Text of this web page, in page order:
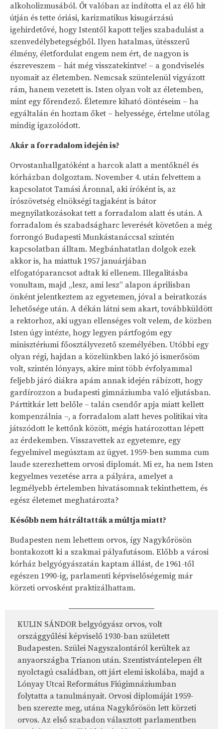
alkoholizmusából. Őt valóban az indította el az élő hit
útján és tette óriási, karizmatikus kisugárzású
igehirdetővé, hogy Istentől kapott teljes szabadulást a
szenvedélybetegségből. Ilyen hatalmas, ütésszerű
élmény, életfordulat engem nem ért, de nagyon is
észreveszem – hát még visszatekintve! – a gondviselés
nyomait az életemben. Nemcsak szüntelenül vigyázott
rám, hanem vezetett is. Isten olyan volt az életemben,
mint egy főrendező. Életemre kiható döntéseim – ha
egyáltalán én hoztam őket – helyessége, értelme utólag
mindig igazolódott.
Akár a forradalom idején is?
Orvostanhallgatóként a harcok alatt a mentőknél és
kórházban dolgoztam. November 4. után felvettem a
kapcsolatot Tamási Áronnal, aki íróként is, az
írószövetség elnökségi tagjaként is bátor
megnyilatkozásokat tett a forradalom alatt és után. A
forradalom és szabadságharc leverését követően a még
forrongó Budapesti Munkástanáccsal szintén
kapcsolatban álltam. Megbánhatatlan dolgok ezek
akkor is, ha miattuk 1957 januárjában
elfogatóparancsot adtak ki ellenem. Illegalitásba
vonultam, majd „lesz, ami lesz” alapon áprilisban
önként jelentkeztem az egyetemen, jóval a beiratkozás
lehetősége után. A dékán látni sem akart, továbbküldött
a rektorhoz, aki ugyan ellenséges volt velem, de közben
Isten úgy intézte, hogy legyen pártfogóm egy
minisztériumi főosztályvezető személyében. Utóbbi egy
olyan régi, hajdan a közelünkben lakó jó ismerősöm
volt, szintén lónyays, akire mint több évfolyammal
feljebb járó diákra apám annak idején rábízott, hogy
gardírozzon a budapesti gimnáziumba való eljutásban.
Párttitkár lett belőle – talán csendőr apja miatt kellett
kompenzálnia –, a forradalom alatt heves politikai vita
játszódott le kettőnk között, mégis határozottan lépett
az érdekemben. Visszavettek az egyetemre, egy
fegyelmivel megúsztam az ügyet. 1959-ben summa cum
laude szerezhettem orvosi diplomát. Mi ez, ha nem Isten
kegyelmes vezetése arra a pályára, amelyet a
legmélyebb értelemben hivatásomnak tekinthettem, és
egész életemet meghatározta?
Később nem hátráltatták a múltja miatt?
Budapesten nem lehettem orvos, így Nagykőrösön
bontakozott ki a szakmai pályafutásom. Előbb a városi
kórház belgyógyászatán kaptam állást, de 1961-től
egészen 1990-ig, parlamenti képviselőségemig már
körzeti orvosként praktizálhattam.
KULIN SÁNDOR belgyógyász orvos, volt
országgyűlési képviselő 1930-ban született
Budapesten. Szülei Nagyszalontáról kerültek az
anyaországba Trianon után. Szentistvántelepen élt
nyolctagú családban, ott járt elemi iskolába, majd a
Lónyay Utcai Református Fiúgimnáziumban
folytatta a tanulmányait. Orvosi diplomáját 1959-
ben szerezte meg, utána Nagykőrösön lett körzeti
orvos. Az első szabadon választott parlamentben